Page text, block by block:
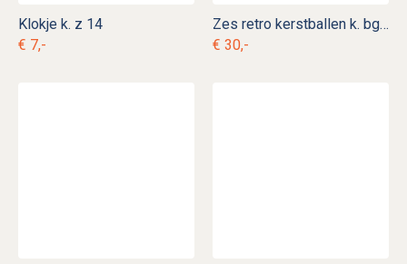
Klokje k. z 14
€ 7,-
Zes retro kerstballen k. bg 31
€ 30,-